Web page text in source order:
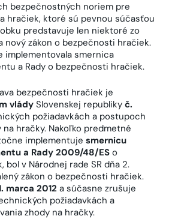
bezpečnostných noriem pre
hračiek, ktoré sú pevnou súčasťou
predstavuje len niektoré zo
nový zákon o bezpečnosti hračiek.
implementovala smernica
a Rady o bezpečnosti hračiek.
bezpečnosti hračiek je
vlády Slovenskej republiky č.
požiadavkách a postupoch
hračky. Nakoľko predmetné
implementuje smernicu
a Rady 2009/48/ES o
v Národnej rade SR dňa 2.
zákon o bezpečnosti hračiek.
marca 2012 a súčasne zrušuje
požiadavkách a
zhody na hračky.